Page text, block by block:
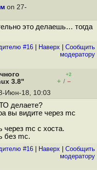
on 27-
это делаешь… тогда
#16 Наверх
Cообщить
модератору
3.8"
+2
+ / –
Июн-18, 10:03
делаете?
вы видите через mc
через mc с хоста.
без mc.
#16 Наверх
Cообщить
модератору